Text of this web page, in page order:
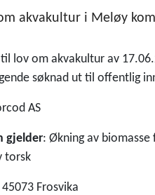
akvakultur i Meløy
lov om akvakultur av
søknad ut til offentlig
AS
gjelder: Økning av
torsk
45073 Frosvika